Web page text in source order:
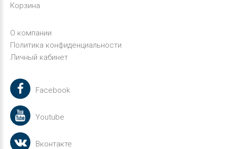
Корзина
О компании
Политика конфиденциальности
Личный кабинет
Facebook
Youtube
Вконтакте